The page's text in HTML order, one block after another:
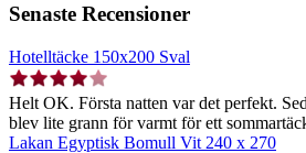
Senaste Recensioner
Hotelltäcke 150x200 Sval
Helt OK. Första natten var det perfekt.
blev lite grann för varmt för ett
Lakan Egyptisk Bomull Vit 240 x 270